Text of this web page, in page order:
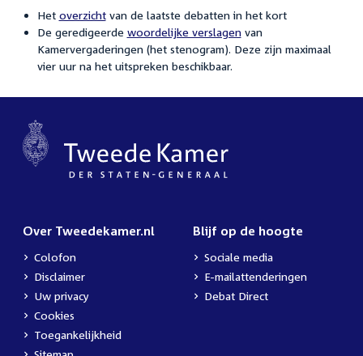
Het overzichtvan de laatste debatten in het kort
De geredigeerde woordelijke verslagenvan
Kamervergaderingen (het stenogram). Deze zijn maximaal
vier uur na het uitspreken beschikbaar.
Over Tweedekamer.nl
Colofon
Disclaimer
Uw privacy
Cookies
Toegankelijkheid
Blijf op de hoogte
Sociale media
E-mailattenderingen
Debat Direct